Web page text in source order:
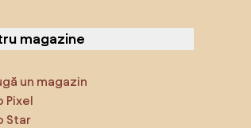
magazine
un magazin
Pixel
Star